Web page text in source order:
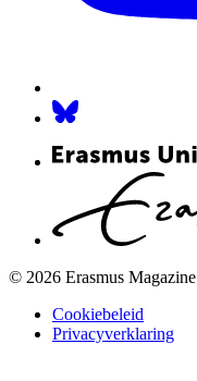
© 2026 Erasmus Magazine
Cookiebeleid
Privacyverklaring